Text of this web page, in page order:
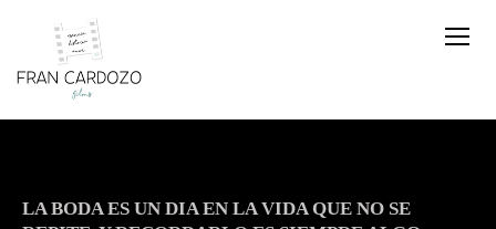
LA BODA ES UN DIA EN LA VIDA QUE NO SE